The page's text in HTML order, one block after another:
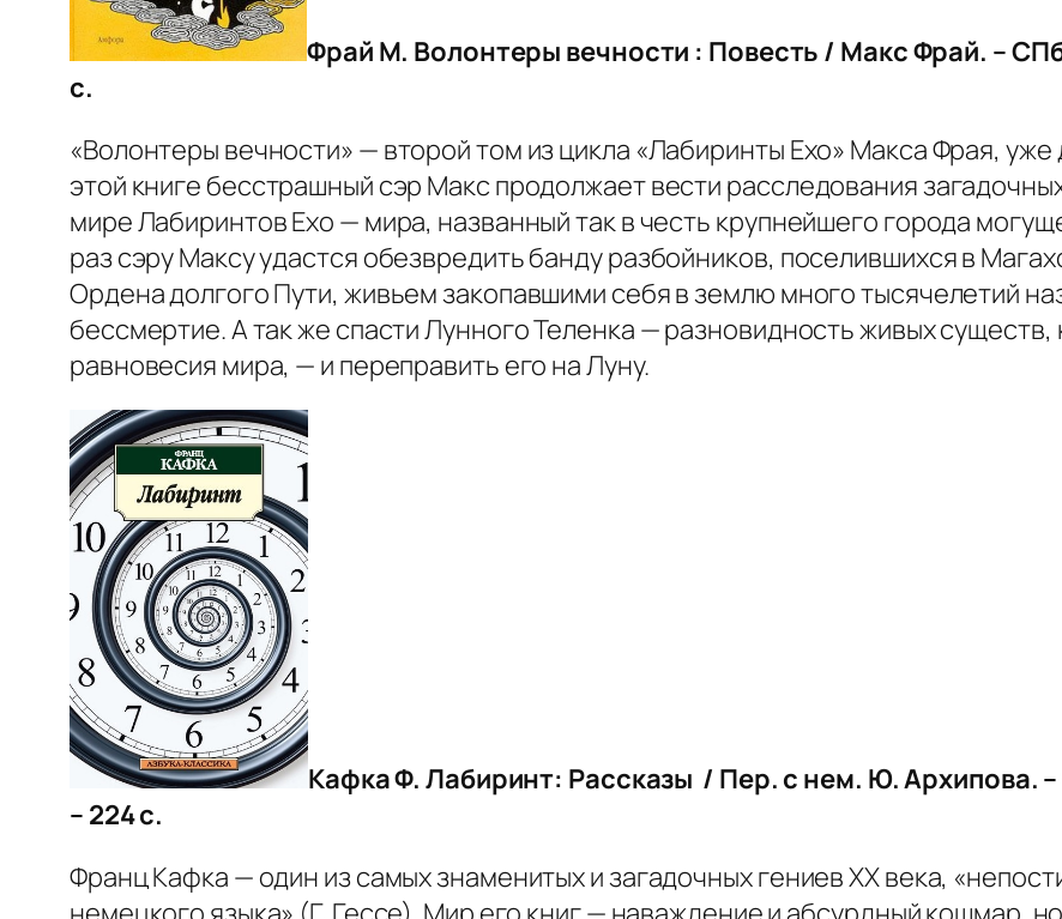
Фрай М. Волонтеры вечности : Повесть / Макс Фрай. –
с.
«Волонтеры вечности» — второй том из цикла «Лабиринты Ехо» Макса Фрая,
этой книге бесстрашный сэр Макс продолжает вести расследования
мире Лабиринтов Ехо — мира, названный так в честь крупнейшего города
раз сэру Максу удастся обезвредить банду разбойников, поселившихся в
Ордена долгого Пути, живьем закопавшими себя в землю много тысячелетий
бессмертие. А так же спасти Лунного Теленка — разновидность живых
равновесия мира, — и переправить его на Луну.
Кафка Ф. Лабиринт: Рассказы / Пер. с нем. Ю. Архипова. –
– 224 с.
Франц Кафка — один из самых знаменитых и загадочных гениев XX века,